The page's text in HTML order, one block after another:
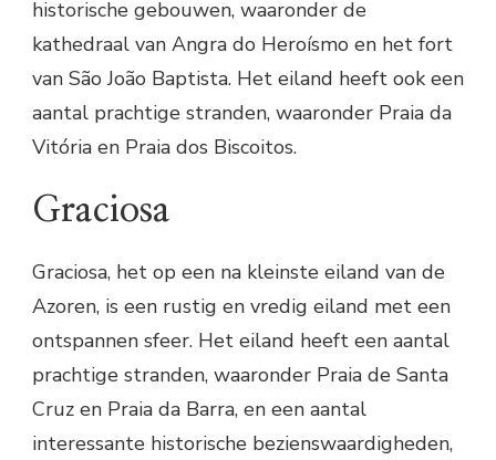
historische gebouwen, waaronder de
kathedraal van Angra do Heroísmo en het fort
van São João Baptista. Het eiland heeft ook een
aantal prachtige stranden, waaronder Praia da
Vitória en Praia dos Biscoitos.
Graciosa
Graciosa, het op een na kleinste eiland van de
Azoren, is een rustig en vredig eiland met een
ontspannen sfeer. Het eiland heeft een aantal
prachtige stranden, waaronder Praia de Santa
Cruz en Praia da Barra, en een aantal
interessante historische bezienswaardigheden,